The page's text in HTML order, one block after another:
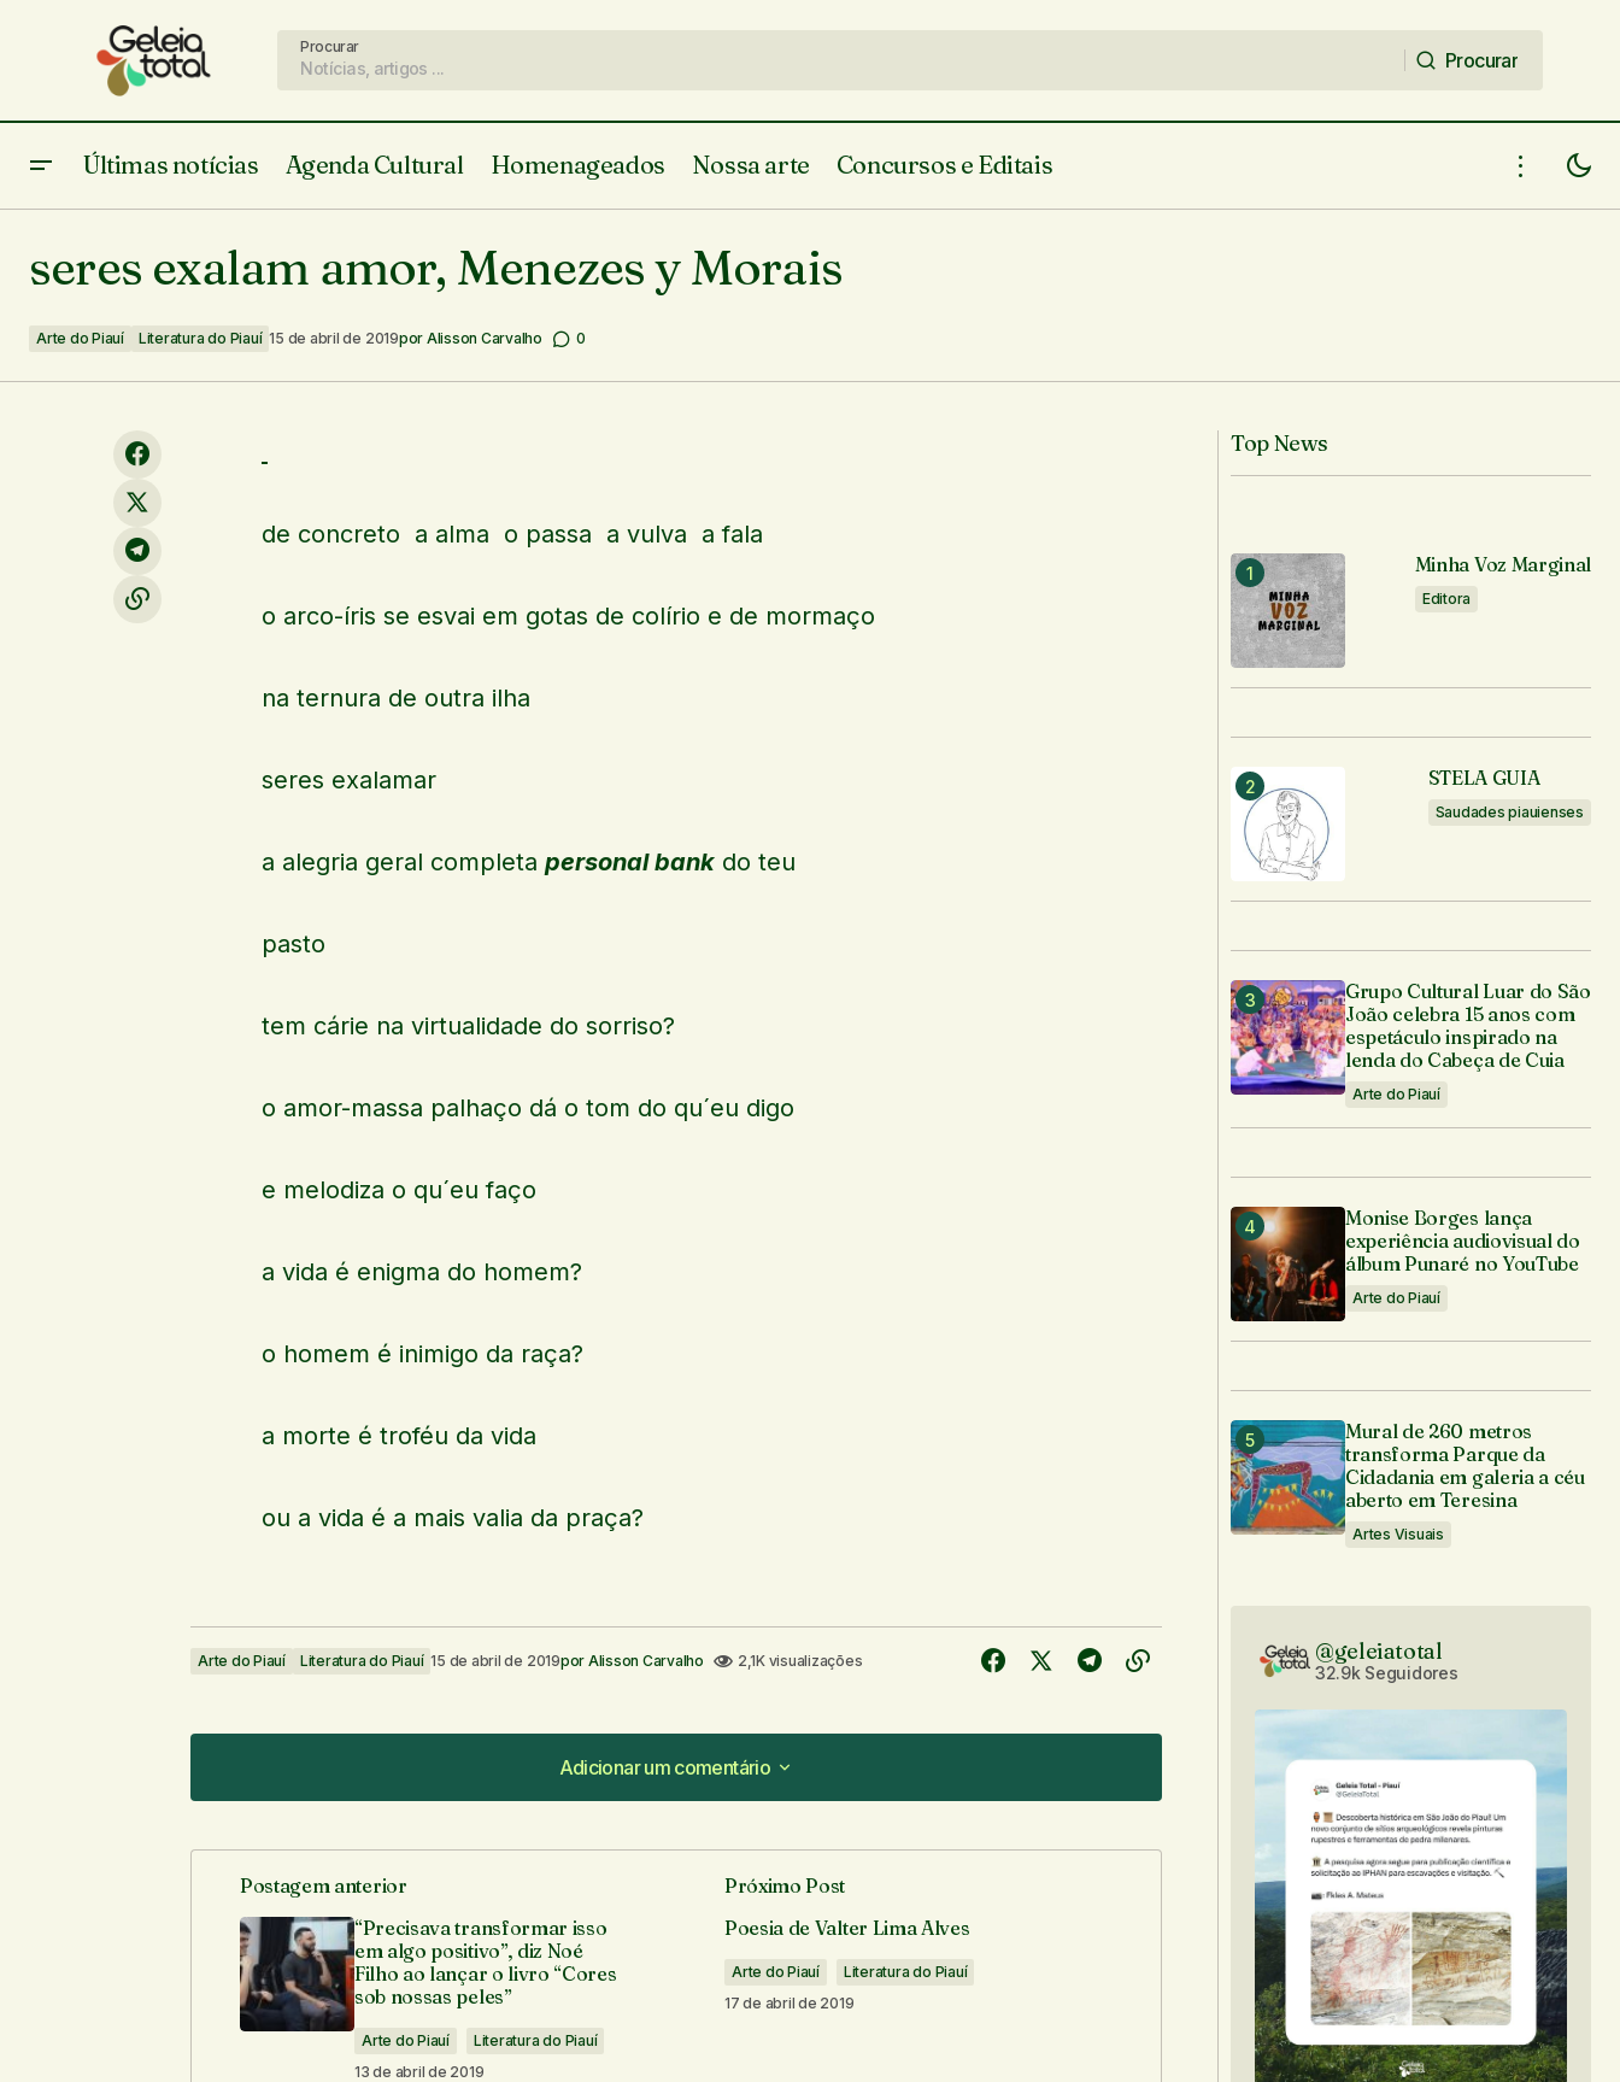
Procurar
Procurar
Últimas notícias Agenda Cultural Homenageados Nossa arte Concursos e Editais
positivo”, diz Noé Filho ao lançar o livro
“Cores sob nossas peles”
seres exalam amor, Menezes y Morais
seres exalam amor, Menezes y Morais
Arte do Piauí Literatura do Piauí 15 de abril de 2019por Alisson Carvalho 0
de concreto a alma o passa a vulva a fala
o arco-íris se esvai em gotas de colírio e de mormaço
na ternura de outra ilha
seres exalamar
a alegria geral completa personal bank do teu
pasto
tem cárie na virtualidade do sorriso?
o amor-massa palhaço dá o tom do qu´eu digo
e melodiza o qu´eu faço
a vida é enigma do homem?
o homem é inimigo da raça?
a morte é troféu da vida
ou a vida é a mais valia da praça?
Arte do Piauí Literatura do Piauí 15 de abril de 2019por Alisson Carvalho 2,1K visualizações
Adicionar um comentário
Adicionar um comentário
O seu endereço de e-mail não será publicado. Campos obrigatórios são marcados com
Comentário*
Postagem anterior
“Precisava transformar isso
em algo positivo”, diz Noé
Filho ao lançar o livro “Cores
sob nossas peles”
Arte do Piauí
Literatura do Piauí
13 de abril de 2019
Próximo Post
Poesia de Valter Lima Alves
Arte do Piauí
Literatura do Piauí
17 de abril de 2019
Top News
Minha Voz Marginal
Editora
STELA GUIA
Saudades piauienses
Grupo Cultural Luar do São
João celebra 15 anos com
espetáculo inspirado na
lenda do Cabeça de Cuia
Arte do Piauí
Monise Borges lança
experiência audiovisual do
álbum Punaré no YouTube
Arte do Piauí
Mural de 260 metros
transforma Parque da
Cidadania em galeria a céu
aberto em Teresina
Artes Visuais
@geleiatotal
32.9k Seguidores